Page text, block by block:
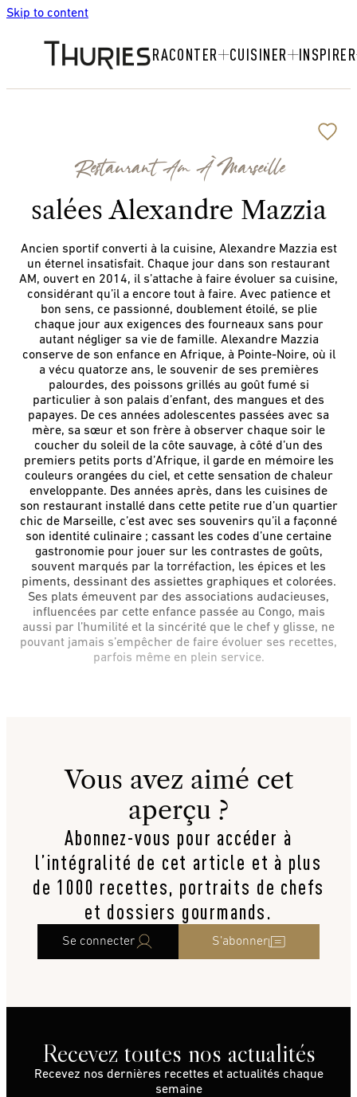
Skip to content
RACONTER CUISINER INSPIRER
Restaurant Am À Marseille
salées Alexandre Mazzia
Ancien sportif converti à la cuisine, Alexandre Mazzia est
un éternel insatisfait. Chaque jour dans son restaurant
AM, ouvert en 2014, il s’attache à faire évoluer sa cuisine,
considérant qu’il a encore tout à faire. Avec patience et
bon sens, ce passionné, doublement étoilé, se plie
chaque jour aux exigences des fourneaux sans pour
autant négliger sa vie de famille. Alexandre Mazzia
conserve de son enfance en Afrique, à Pointe-Noire, où il
a vécu quatorze ans, le souvenir de ses premières
palourdes, des poissons grillés au goût fumé si
particulier à son palais d’enfant, des mangues et des
papayes. De ces années adolescentes passées avec sa
mère, sa sœur et son frère à observer chaque soir le
coucher du soleil de la côte sauvage, à côté d’un des
premiers petits ports d’Afrique, il garde en mémoire les
couleurs orangées du ciel, et cette sensation de chaleur
enveloppante. Des années après, dans les cuisines de
son restaurant installé dans cette petite rue d’un quartier
chic de Marseille, c’est avec ses souvenirs qu’il a façonné
son identité culinaire ; cassant les codes d’une certaine
gastronomie pour jouer sur les contrastes de goûts,
souvent marqués par la torréfaction, les épices et les
piments, dessinant des assiettes graphiques et colorées.
Ses plats émeuvent par des associations audacieuses,
influencées par cette enfance passée au Congo, mais
aussi par l’humilité et la sincérité que le chef y glisse, ne
pouvant jamais s’empêcher de faire évoluer ses recettes,
parfois même en plein service.
Vous avez aimé cet
aperçu ?
Abonnez-vous pour accéder à
l’intégralité de cet article et à plus
de 1000 recettes, portraits de chefs
et dossiers gourmands.
Se connecter S’abonner
Recevez toutes nos actualités
Recevez nos dernières recettes et actualités chaque
semaine